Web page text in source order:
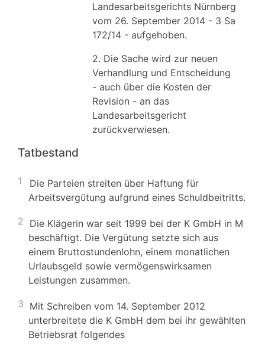
Landesarbeitsgerichts Nürnberg
vom 26. September 2014 - 3 Sa
172/14 - aufgehoben.
2. Die Sache wird zur neuen
Verhandlung und Entscheidung
- auch über die Kosten der
Revision - an das
Landesarbeitsgericht
zurückverwiesen.
Tatbestand
1
Die Parteien streiten über Haftung für
Arbeitsvergütung aufgrund eines Schuldbeitritts.
2 Die Klägerin war seit 1999 bei der K GmbH in M
beschäftigt. Die Vergütung setzte sich aus
einem Bruttostundenlohn, einem monatlichen
Urlaubsgeld sowie vermögenswirksamen
Leistungen zusammen.
3 Mit Schreiben vom 14. September 2012
unterbreitete die K GmbH dem bei ihr gewählten
Betriebsrat folgendes